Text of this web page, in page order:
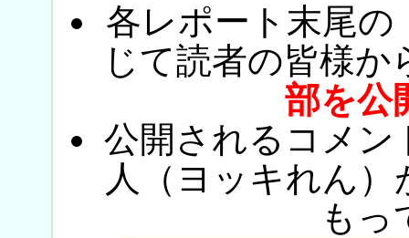
各レポート末尾の
じて読者の皆様か
部を公
公開されるコメン
人（ヨッキれん
もっ